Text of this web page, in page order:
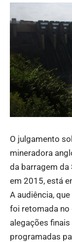
O julgamento
mineradora
da barragem da
em 2015, está
A audiência,
foi retomada no
alegações
programadas